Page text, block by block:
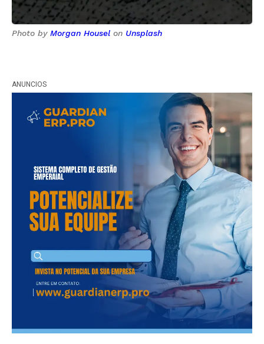
Photo by Morgan Housel on Unsplash
ANUNCIOS